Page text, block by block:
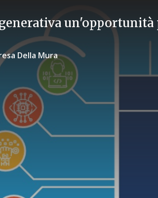
un'opportunità
Della Mura